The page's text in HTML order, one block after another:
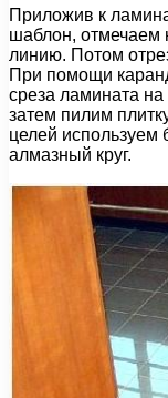
Приложив к
шаблон, отмечаем
линию. Потом
При помощи
среза ламината
затем пилим
целей используем
алмазный круг.